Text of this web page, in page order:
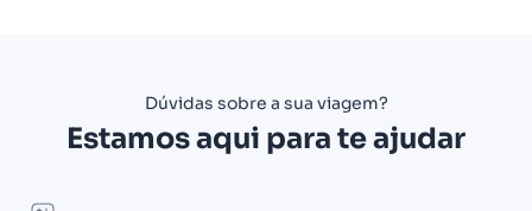
Dúvidas sobre a sua viagem?
Estamos aqui para te ajudar